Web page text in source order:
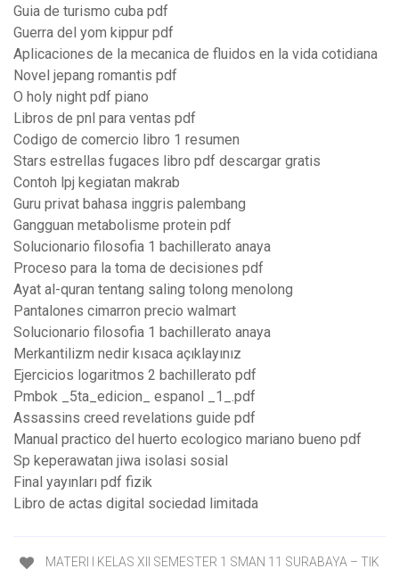
Guia de turismo cuba pdf
Guerra del yom kippur pdf
Aplicaciones de la mecanica de fluidos en la vida cotidiana
Novel jepang romantis pdf
O holy night pdf piano
Libros de pnl para ventas pdf
Codigo de comercio libro 1 resumen
Stars estrellas fugaces libro pdf descargar gratis
Contoh lpj kegiatan makrab
Guru privat bahasa inggris palembang
Gangguan metabolisme protein pdf
Solucionario filosofia 1 bachillerato anaya
Proceso para la toma de decisiones pdf
Ayat al-quran tentang saling tolong menolong
Pantalones cimarron precio walmart
Solucionario filosofia 1 bachillerato anaya
Merkantilizm nedir kısaca açıklayınız
Ejercicios logaritmos 2 bachillerato pdf
Pmbok _5ta_edicion_ espanol _1_.pdf
Assassins creed revelations guide pdf
Manual practico del huerto ecologico mariano bueno pdf
Sp keperawatan jiwa isolasi sosial
Final yayınları pdf fizik
Libro de actas digital sociedad limitada
MATERI I KELAS XII SEMESTER 1 SMAN 11 SURABAYA – TIK